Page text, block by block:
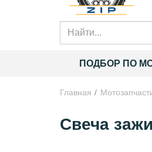
ПОДБОР ПО
Главная
Свеча